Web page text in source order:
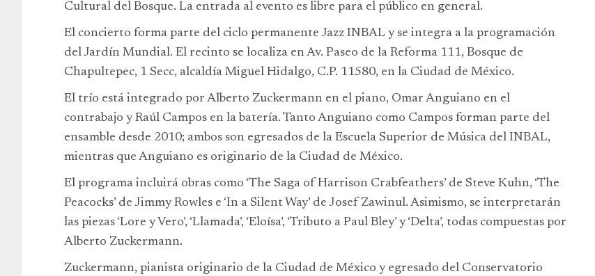
Cultural del Bosque. La entrada al evento es libre para el público en general.
El concierto forma parte del ciclo permanente Jazz INBAL y se integra a la programación
del Jardín Mundial. El recinto se localiza en Av. Paseo de la Reforma 111, Bosque de
Chapultepec, 1 Secc, alcaldía Miguel Hidalgo, C.P. 11580, en la Ciudad de México.
El trío está integrado por Alberto Zuckermann en el piano, Omar Anguiano en el
contrabajo y Raúl Campos en la batería. Tanto Anguiano como Campos forman parte del
ensamble desde 2010; ambos son egresados de la Escuela Superior de Música del INBAL,
mientras que Anguiano es originario de la Ciudad de México.
El programa incluirá obras como ‘The Saga of Harrison Crabfeathers’ de Steve Kuhn, ‘The
Peacocks’ de Jimmy Rowles e ‘In a Silent Way’ de Josef Zawinul. Asimismo, se interpretarán
las piezas ‘Lore y Vero’, ‘Llamada’, ‘Eloísa’, ‘Tributo a Paul Bley’ y ‘Delta’, todas compuestas por
Alberto Zuckermann.
Zuckermann, pianista originario de la Ciudad de México y egresado del Conservatorio